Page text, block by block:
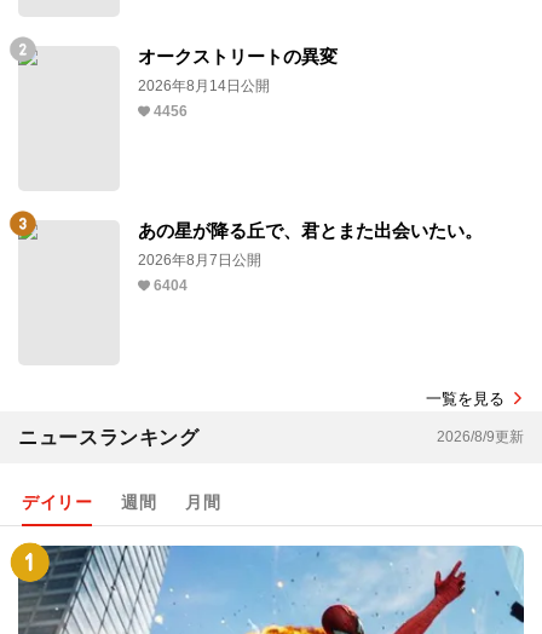
オークストリートの異変
2026年8月14日公開
4456
あの星が降る丘で、君とまた出会いたい。
2026年8月7日公開
6404
一覧を見る
ニュースランキング 2026/8/9更新
デイリー 週間 月間